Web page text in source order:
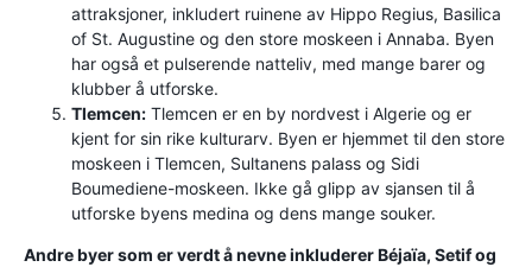
attraksjoner, inkludert ruinene av Hippo Regius, Basilica
of St. Augustine og den store moskeen i Annaba. Byen
har også et pulserende natteliv, med mange barer og
klubber å utforske.
Tlemcen: Tlemcen er en by nordvest i Algerie og er
kjent for sin rike kulturarv. Byen er hjemmet til den store
moskeen i Tlemcen, Sultanens palass og Sidi
Boumediene-moskeen. Ikke gå glipp av sjansen til å
utforske byens medina og dens mange souker.
Andre byer som er verdt å nevne inkluderer Béjaïa, Setif og